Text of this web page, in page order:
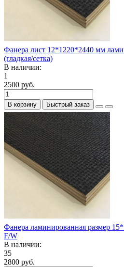
Фанера лист 12*1220*2440 мм
(гладкая/сетка)
В наличии:
1
2500 руб.
В корзину Быстрый заказ
Фанера ламинированная размер
F/W
В наличии:
35
2800 руб.